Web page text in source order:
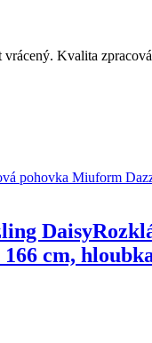
Kvalita
Daisy
cm,